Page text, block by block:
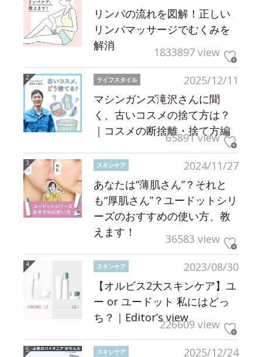
リンパの流れを図解！正しい
リンパマッサージでむくみを
解消
1833897 view
2025/12/11
ライフスタイル
マシンガンズ滝沢さんに聞
く、古いコスメの捨て方は？
｜コスメの断捨離・捨て方編
65891 view
2024/11/27
スキンケア
あなたは“薄肌さん”？それと
も“厚肌さん”？ユードットシリ
ーズのおすすめの使い方、教
えます！
36583 view
2023/08/30
スキンケア
【オルビス2大スキンケア】ユ
ー or ユードット 私にはどっ
ち？｜Editor’s view226609 view
2025/12/24
スキンケア